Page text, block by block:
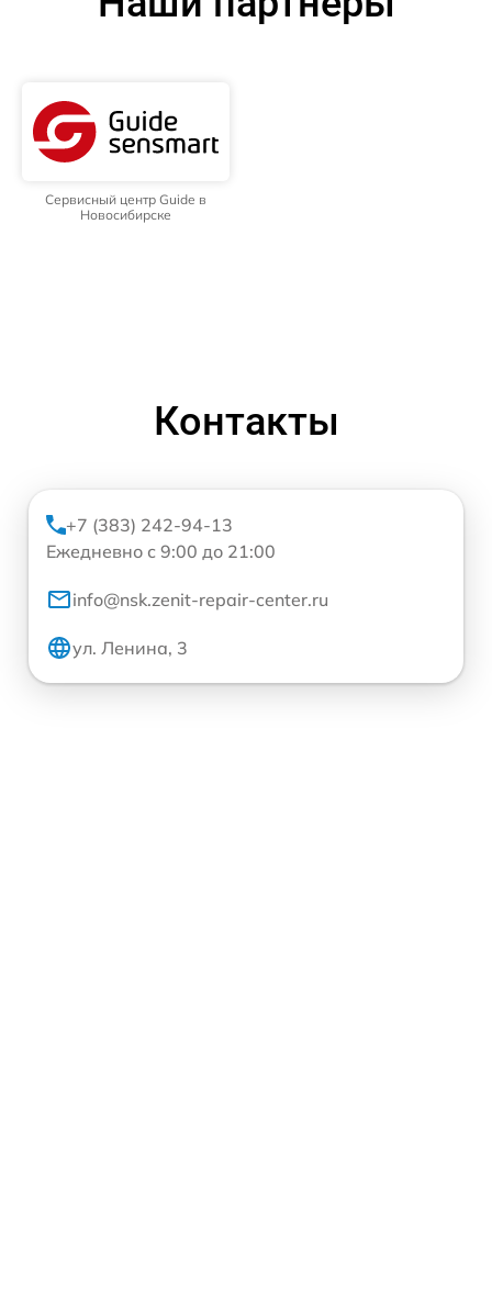
Сервисный центр Guide в
Новосибирске
Контакты
+7 (383) 242-94-13
Ежедневно с 9:00 до 21:00
info@nsk.zenit-repair-center.ru
ул. Ленина, 3